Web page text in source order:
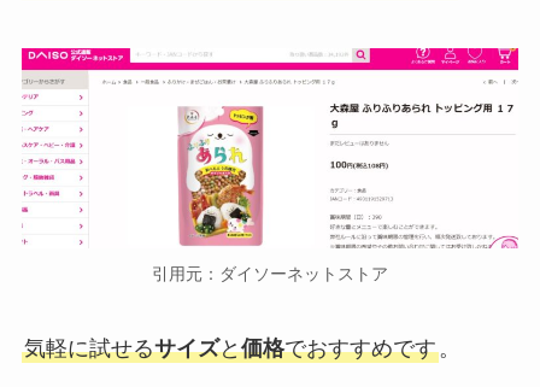
引用元：ダイソーネットストア
気軽に試せるサイズと価格でおすすめです。